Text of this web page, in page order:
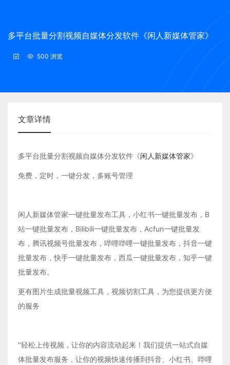
多平台批量分割视频自媒体分发软件《闲人新媒体管家》
500 浏览
文章详情
多平台批量分割视频自媒体分发软件《闲人新媒体管家》
免费，定时，一键分发，多账号管理
闲人新媒体管家一键批量发布工具，小红书一键批量发布，B
站一键批量发布，Bilibili一键批量发布，Acfun一键批量发
布，腾讯视频号批量发布，哔哩哔哩一键批量发布，抖音一键
批量发布，快手一键批量发布，西瓜一键批量发布，知乎一键
批量发布。
更有图片生成批量视频工具，视频切割工具，为您提供更方便
的服务
"轻松上传视频，让你的内容流动起来！我们提供一站式自媒
体批量发布服务，让你的视频快速传播到抖音、小红书、哔哩